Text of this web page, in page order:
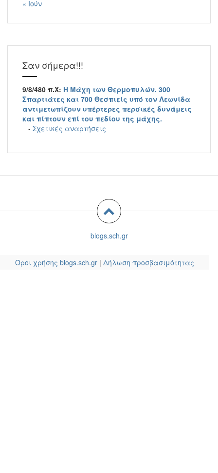
« Ιούν
Σαν σήμερα!!!
9/8/480 π.Χ: Η Μάχη των Θερμοπυλών. 300
Σπαρτιάτες και 700 Θεσπιείς υπό τον Λεωνίδα
αντιμετωπίζουν υπέρτερες περσικές δυνάμεις
και πίπτουν επί του πεδίου της μάχης.
- Σχετικές αναρτήσεις
blogs.sch.gr
Όροι χρήσης blogs.sch.gr |Δήλωση προσβασιμότητας